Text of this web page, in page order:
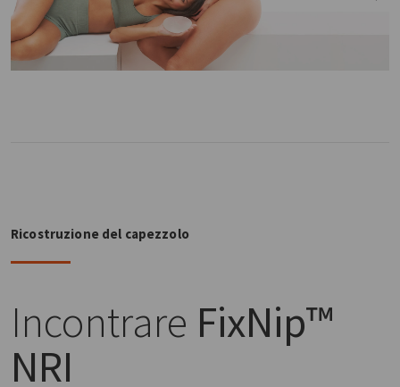
Ricostruzione del capezzolo
Incontrare FixNip™
NRI